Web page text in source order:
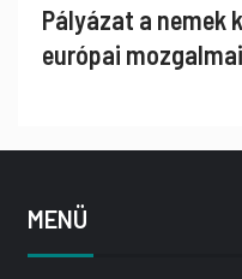
Pályázat a nemek
európai
MENÜ